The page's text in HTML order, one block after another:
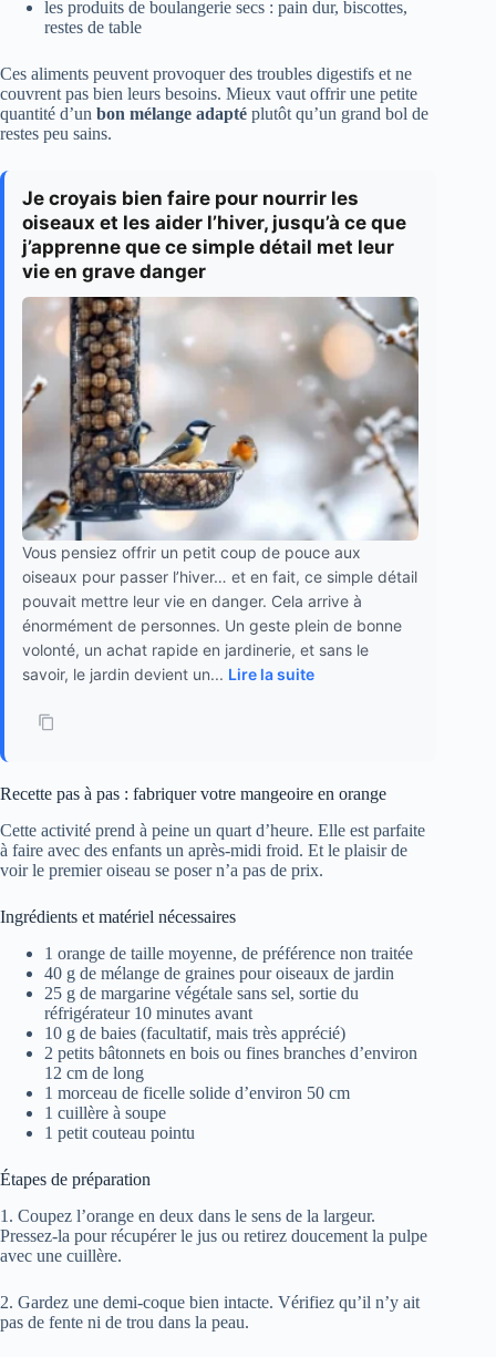
les produits de boulangerie secs : pain dur, biscottes,
restes de table
Ces aliments peuvent provoquer des troubles digestifs et ne
couvrent pas bien leurs besoins. Mieux vaut offrir une petite
quantité d’un bon mélange adapté plutôt qu’un grand bol de
restes peu sains.
Je croyais bien faire pour nourrir les
oiseaux et les aider l’hiver, jusqu’à ce que
j’apprenne que ce simple détail met leur
vie en grave danger
Vous pensiez offrir un petit coup de pouce aux
oiseaux pour passer l’hiver… et en fait, ce simple détail
pouvait mettre leur vie en danger. Cela arrive à
énormément de personnes. Un geste plein de bonne
volonté, un achat rapide en jardinerie, et sans le
savoir, le jardin devient un... Lire la suite
Recette pas à pas : fabriquer votre mangeoire en orange
Cette activité prend à peine un quart d’heure. Elle est parfaite
à faire avec des enfants un après-midi froid. Et le plaisir de
voir le premier oiseau se poser n’a pas de prix.
Ingrédients et matériel nécessaires
1 orange de taille moyenne, de préférence non traitée
40 g de mélange de graines pour oiseaux de jardin
25 g de margarine végétale sans sel, sortie du
réfrigérateur 10 minutes avant
10 g de baies (facultatif, mais très apprécié)
2 petits bâtonnets en bois ou fines branches d’environ
12 cm de long
1 morceau de ficelle solide d’environ 50 cm
1 cuillère à soupe
1 petit couteau pointu
Étapes de préparation
1. Coupez l’orange en deux dans le sens de la largeur.
Pressez-la pour récupérer le jus ou retirez doucement la pulpe
avec une cuillère.
2. Gardez une demi-coque bien intacte. Vérifiez qu’il n’y ait
pas de fente ni de trou dans la peau.